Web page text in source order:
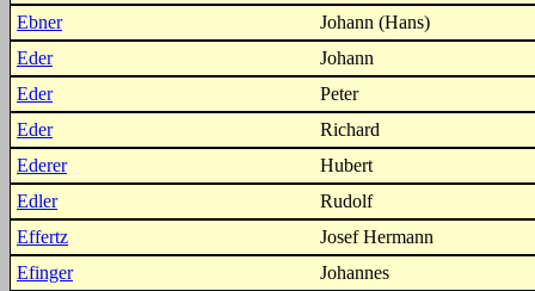
Ebner
Johann (Hans)
Eder
Johann
Eder
Peter
Eder
Richard
Ederer
Hubert
Edler
Rudolf
Effertz
Josef Hermann
Efinger
Johannes